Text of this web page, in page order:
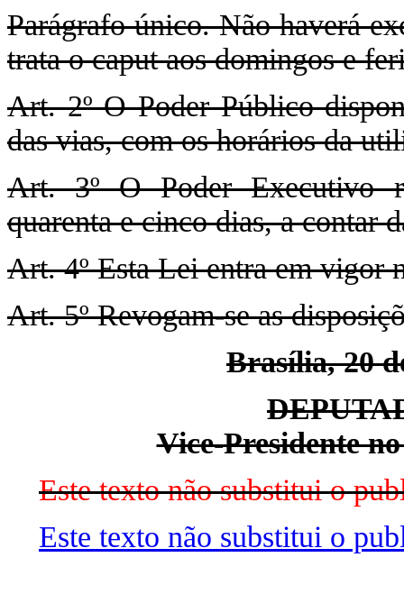
Parágrafo único. Não haverá
trata o caput aos domingos e
Art. 2º O Poder Público
das vias, com os horários da
Art. 3º O Poder Executivo
quarenta e cinco dias, a contar
Art. 4º Esta Lei entra em vigor
Art. 5º Revogam-se as
Brasília, 20
Vice-Presidente
Este texto não substitui o
Este texto não substitui o